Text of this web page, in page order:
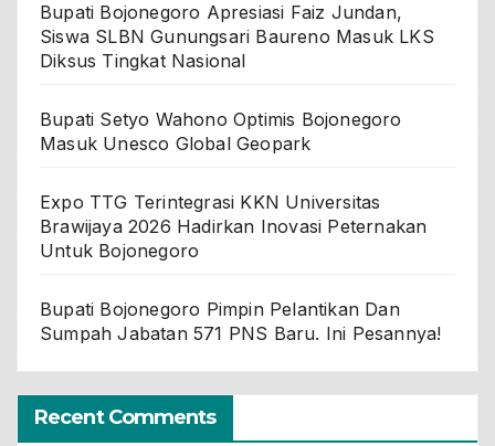
Bupati Bojonegoro Apresiasi Faiz Jundan,
Siswa SLBN Gunungsari Baureno Masuk LKS
Diksus Tingkat Nasional
Bupati Setyo Wahono Optimis Bojonegoro
Masuk Unesco Global Geopark
Expo TTG Terintegrasi KKN Universitas
Brawijaya 2026 Hadirkan Inovasi Peternakan
Untuk Bojonegoro
Bupati Bojonegoro Pimpin Pelantikan Dan
Sumpah Jabatan 571 PNS Baru. Ini Pesannya!
Recent Comments